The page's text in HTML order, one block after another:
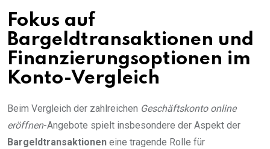
Fokus auf
Bargeldtransaktionen und
Finanzierungsoptionen im
Konto-Vergleich
Beim Vergleich der zahlreichen Geschäftskonto online
eröffnen-Angebote spielt insbesondere der Aspekt der
Bargeldtransaktionen eine tragende Rolle für